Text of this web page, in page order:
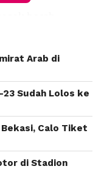
Jokowi ketika
Dia
Barat yang
Dasar Islam
Fairel tak
pembukaan
2018 di Jakarta-
Arab di
23 Sudah Lolos ke
Bekasi, Calo Tiket
di Stadion